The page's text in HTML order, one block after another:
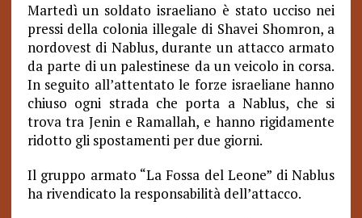
Martedì un soldato israeliano è stato ucciso nei
pressi della colonia illegale di Shavei Shomron, a
nordovest di Nablus, durante un attacco armato
da parte di un palestinese da un veicolo in corsa.
In seguito all’attentato le forze israeliane hanno
chiuso ogni strada che porta a Nablus, che si
trova tra Jenin e Ramallah, e hanno rigidamente
ridotto gli spostamenti per due giorni.
Il gruppo armato “La Fossa del Leone” di Nablus
ha rivendicato la responsabilità dell’attacco.